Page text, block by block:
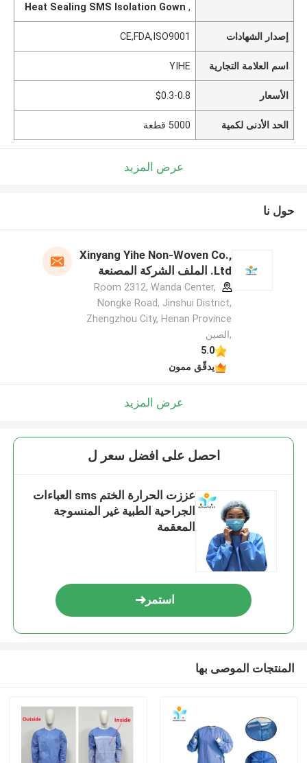
,
Heat Sealing SMS Isolation Gown
إصدار الشهادات CE,FDA,ISO9001
اسم العلامة التجارية YIHE
الأسعار $0.3-0.8
الحد الأدنى لكمية 5000 قطعة
عرض المزيد
حول نا
Xinyang Yihe Non-Woven Co.,
Ltd. الملف الشركة المصنعة
Room 2312, Wanda Center,
Nongke Road, Jinshui District,
Zhengzhou City, Henan Province
,الصين
5.0
يدقّق ممون
عرض المزيد
احصل على افضل سعر ل
عززت الحرارة الختم sms العباءات
الجراحية الطبية غير المنسوجة
المعقمة
استمر
المنتجات الموصى بها